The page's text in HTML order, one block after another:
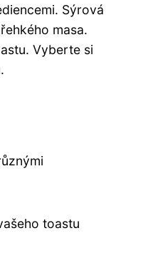
Sýrová
masa.
Vyberte si
toastu